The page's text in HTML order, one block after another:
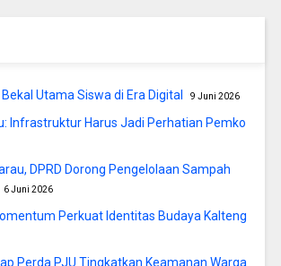
Utama Siswa di Era Digital 9 Juni 2026
Infrastruktur Harus Jadi Perhatian Pemko
DPRD Dorong Pengelolaan Sampah
6 Juni 2026
Perkuat Identitas Budaya Kalteng
Perda PJU Tingkatkan Keamanan Warga